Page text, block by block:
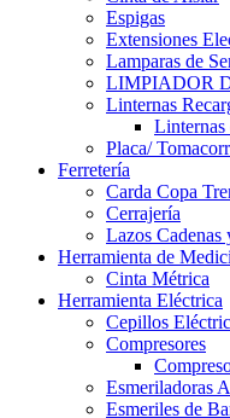
Espigas
Extensiones
Lamparas de
LIMPIADOR
Linternas
Linternas
Placa/
Ferretería
Carda Copa
Cerrajería
Lazos Cadenas
Herramienta de
Cinta Métrica
Herramienta Eléctrica
Cepillos
Compresores
Esmeriladoras
Esmeriles de